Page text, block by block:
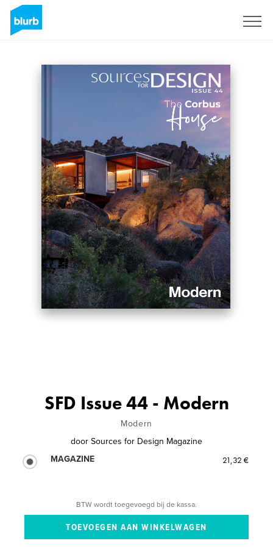
SFD Issue 44 - Modern
Modern
door Sources for Design Magazine
MAGAZINE
21,32 €
BTW wordt toegevoegd bij de kassa.